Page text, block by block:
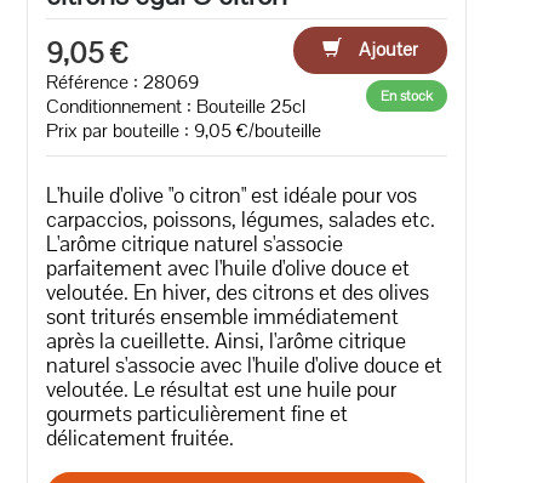
9,05 €
Ajouter
Référence : 28069
Conditionnement : Bouteille 25cl
Prix par bouteille : 9,05 €/bouteille
En stock
L'huile d'olive "o citron" est idéale pour vos
carpaccios, poissons, légumes, salades etc.
L'arôme citrique naturel s'associe
parfaitement avec l'huile d'olive douce et
veloutée. En hiver, des citrons et des olives
sont triturés ensemble immédiatement
après la cueillette. Ainsi, l'arôme citrique
naturel s'associe avec l'huile d'olive douce et
veloutée. Le résultat est une huile pour
gourmets particulièrement fine et
délicatement fruitée.